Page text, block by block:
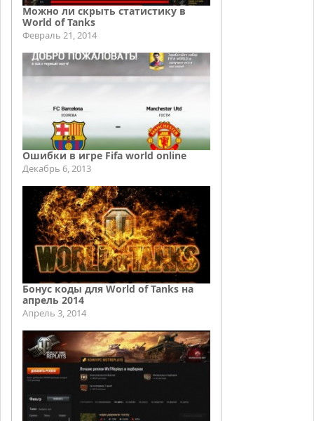
Можно ли скрыть статистику в
World of Tanks
Февраль 21, 2014
Ошибки в игре Fifa world online
Декабрь 6, 2013
Бонус коды для World of Tanks на
апрель 2014
Апрель 3, 2014